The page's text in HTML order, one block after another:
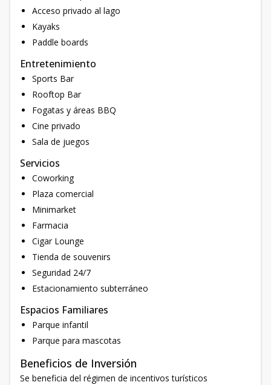
Acceso privado al lago
Kayaks
Paddle boards
Entretenimiento
Sports Bar
Rooftop Bar
Fogatas y áreas BBQ
Cine privado
Sala de juegos
Servicios
Coworking
Plaza comercial
Minimarket
Farmacia
Cigar Lounge
Tienda de souvenirs
Seguridad 24/7
Estacionamiento subterráneo
Espacios Familiares
Parque infantil
Parque para mascotas
Beneficios de Inversión
Se beneficia del régimen de incentivos turísticos